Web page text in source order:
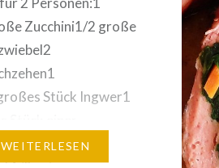
Zucchini1/2 große
Stück Ingwer1
kleine Karotte1/2
WEITERLESEN